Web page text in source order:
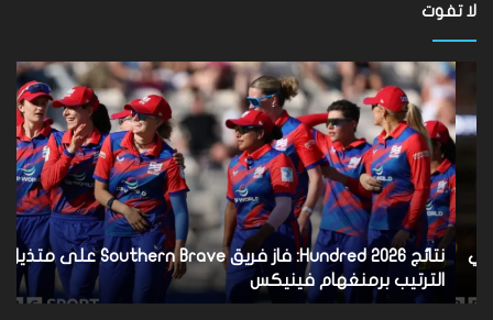
لا تفوت
نتائج
Hundred
2026:
فاز
فريق
Southern
Brave
على
متذيل
الترتيب
برمنغهام
نتائج Hundred 2026: فاز فريق Southern Brave على متذيل
الترتيب برمنغهام فينيكس